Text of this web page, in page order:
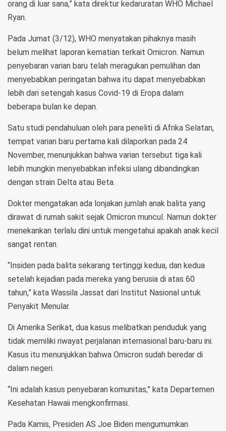
orang di luar sana,” kata direktur kedaruratan WHO Michael
Ryan.
Pada Jumat (3/12), WHO menyatakan pihaknya masih
belum melihat laporan kematian terkait Omicron. Namun
penyebaran varian baru telah meragukan pemulihan dan
menyebabkan peringatan bahwa itu dapat menyebabkan
lebih dari setengah kasus Covid-19 di Eropa dalam
beberapa bulan ke depan.
Satu studi pendahuluan oleh para peneliti di Afrika Selatan,
tempat varian baru pertama kali dilaporkan pada 24
November, menunjukkan bahwa varian tersebut tiga kali
lebih mungkin menyebabkan infeksi ulang dibandingkan
dengan strain Delta atau Beta.
Dokter mengatakan ada lonjakan jumlah anak balita yang
dirawat di rumah sakit sejak Omicron muncul. Namun dokter
menekankan terlalu dini untuk mengetahui apakah anak kecil
sangat rentan.
“Insiden pada balita sekarang tertinggi kedua, dan kedua
setelah kejadian pada mereka yang berusia di atas 60
tahun,” kata Wassila Jassat dari Institut Nasional untuk
Penyakit Menular.
Di Amerika Serikat, dua kasus melibatkan penduduk yang
tidak memiliki riwayat perjalanan internasional baru-baru ini.
Kasus itu menunjukkan bahwa Omicron sudah beredar di
dalam negeri.
“Ini adalah kasus penyebaran komunitas,” kata Departemen
Kesehatan Hawaii mengkonfirmasi.
Pada Kamis, Presiden AS Joe Biden mengumumkan